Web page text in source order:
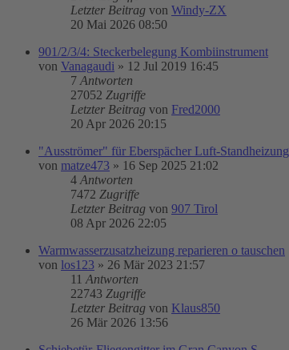
Letzter Beitrag von Windy-ZX
20 Mai 2026 08:50
901/2/3/4: Steckerbelegung Kombiinstrument
von Vanagaudi » 12 Jul 2019 16:45
7 Antworten
27052 Zugriffe
Letzter Beitrag von Fred2000
20 Apr 2026 20:15
"Ausströmer" für Eberspächer Luft-Standheizung
von matze473 » 16 Sep 2025 21:02
4 Antworten
7472 Zugriffe
Letzter Beitrag von 907 Tirol
08 Apr 2026 22:05
Warmwasserzusatzheizung reparieren o tauschen
von los123 » 26 Mär 2023 21:57
11 Antworten
22743 Zugriffe
Letzter Beitrag von Klaus850
26 Mär 2026 13:56